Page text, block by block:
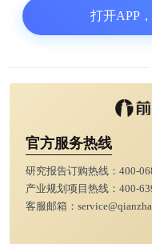
了消极的影响，使
2000 年，世界卫生
行了一次评估，在
在卫生筹资的公平性
188位，倒数第4，
我们一直认为印度是
排在第43位；饱受
56位；其他所有人
打开APP
官方服务热线
研究报告订购热线： 400-
产业规划项目热线： 400-
客服邮箱：